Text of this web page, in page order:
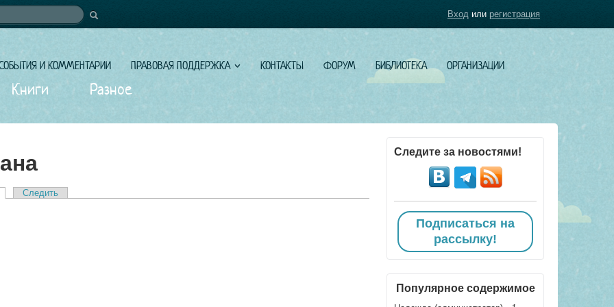
И КОММЕНТАРИИ ПРАВОВАЯ ПОДДЕРЖКА КОНТАКТЫ ФОРУМ БИБЛИОТЕКА ОРГАНИЗАЦИИ
Книги Разное
Вход или регистрация
(активная вкладка)
Следить
Следите за новостями!
Подписаться на
рассылку!
Популярное содержимое